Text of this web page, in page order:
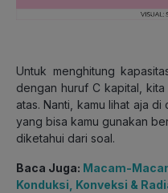
Untuk menghitung
dengan huruf C kapital,
atas. Nanti, kamu lihat aja
yang bisa kamu gunakan
diketahui dari soal.
Baca Juga: Macam-
Konduksi, Konveksi &